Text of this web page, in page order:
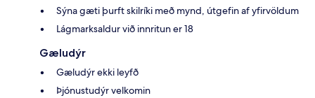
Sýna gæti þurft skilríki með mynd, útgefin af yfirvöldum
Lágmarksaldur við innritun er 18
Gæludýr
Gæludýr ekki leyfð
Þjónustudýr velkomin